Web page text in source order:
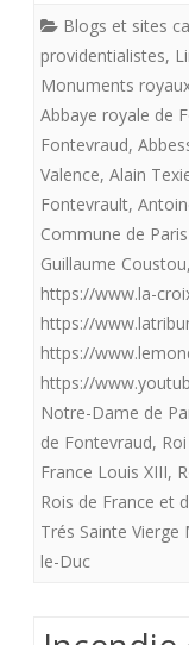
pas
du
Ciel
avant
de
de
Blogs et sites
providentialistes,
Monuments
Abbaye royale de
Fontevraud,
Valence, Alain
Fontevrault,
Commune de
Guillaume Coustou,
https://www.la-
https://
https://
https://
Notre-Dame de
de Fontevraud,
France Louis XIII,
Rois de France et
Trés Sainte Vierge
le-Duc